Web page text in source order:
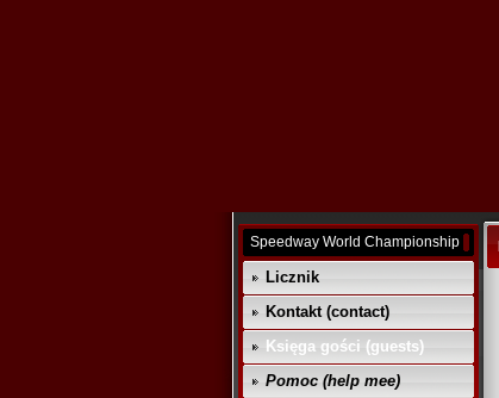
Speedway World Championship
Licznik
Kontakt (contact)
Księga gości (guests)
Pomoc (help mee)